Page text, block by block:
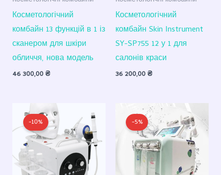
Косметологічний
комбайн 13 функцій в 1 із
сканером для шкіри
обличчя, нова модель
46 300,00₴
Косметологічний
комбайн Skin Instrument
SY-SP755 12 у 1 для
салонів краси
36 200,00₴
-10%
Оригінальна
ціна:
15
100,00 ₴.
ціна:
13
600,00 ₴.
-5%
Оригінальна
ціна:
16
200,00 ₴.
ціна:
15
350,00 ₴.